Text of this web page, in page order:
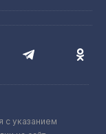
с указанием